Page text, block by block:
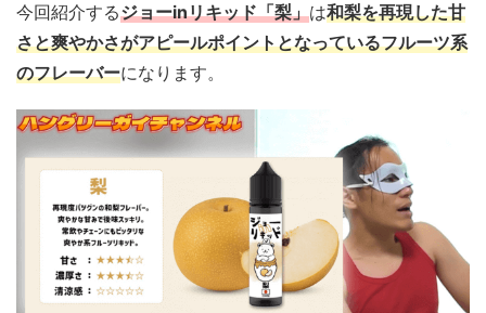
今回紹介するジョーinリキッド「梨」は和梨を再現した甘
さと爽やかさがアピールポイントとなっているフルーツ系
のフレーバーになります。